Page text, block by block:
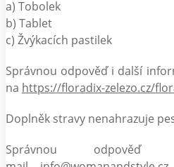
a) Tobolek
b) Tablet
c) Žvýkacích pastilek
Správnou odpověď i další
na https://floradix-zelezo.cz/
Doplněk stravy nenahrazuje
Správnou